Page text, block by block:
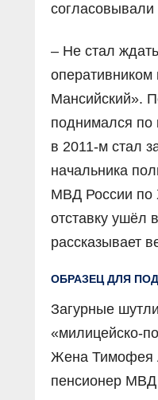
– Не стал
Мансийский».
поднимался по
в 2011-м стал
начальника
МВД России
отставку ушёл
рассказывает
ОБРАЗЕЦ ДЛЯ
Загурные
«милицейско-
Жена Тимофея
пенсионер МВД